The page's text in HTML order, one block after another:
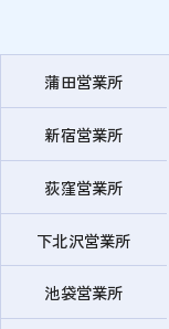
蒲田営業所
新宿営業所
荻窪営業所
下北沢営業所
池袋営業所